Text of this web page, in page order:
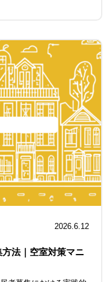
2026.6.12
法｜空室対策マニ